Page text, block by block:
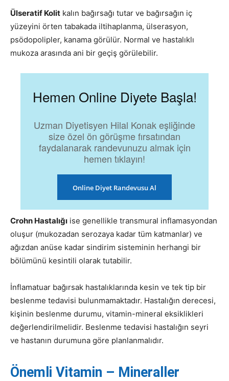
Ülseratif Kolit kalın bağırsağı tutar ve bağırsağın iç
yüzeyini örten tabakada iltihaplanma, ülserasyon,
psödopolipler, kanama görülür. Normal ve hastalıklı
mukoza arasında ani bir geçiş görülebilir.
Hemen Online Diyete Başla!
Uzman Diyetisyen Hilal Konak eşliğinde
size özel ön görüşme fırsatından
faydalanarak randevunuzu almak için
hemen tıklayın!
Online Diyet Randevusu Al
Crohn Hastalığı ise genellikle transmural inflamasyondan
oluşur (mukozadan serozaya kadar tüm katmanlar) ve
ağızdan anüse kadar sindirim sisteminin herhangi bir
bölümünü kesintili olarak tutabilir.
İnflamatuar bağırsak hastalıklarında kesin ve tek tip bir
beslenme tedavisi bulunmamaktadır. Hastalığın derecesi,
kişinin beslenme durumu, vitamin-mineral eksiklikleri
değerlendirilmelidir. Beslenme tedavisi hastalığın seyri
ve hastanın durumuna göre planlanmalıdır.
Önemli Vitamin – Mineraller